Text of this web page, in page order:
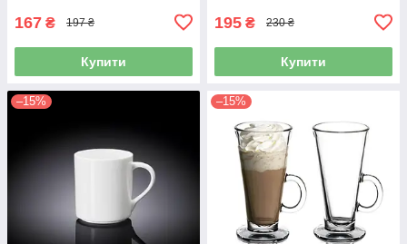
167 ₴ 197 ₴
Купити
195 ₴ 230 ₴
Купити
–15% –15%